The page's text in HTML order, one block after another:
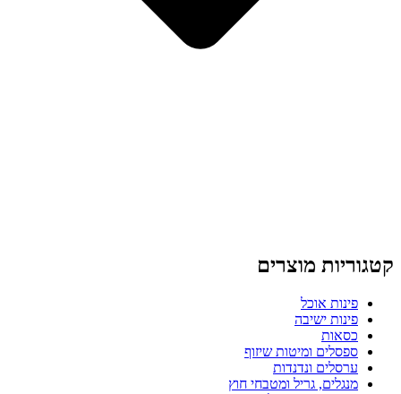
קטגוריות מוצרים
פינות אוכל
פינות ישיבה
כסאות
ספסלים ומיטות שיזוף
ערסלים ונדנדות
מנגלים, גריל ומטבחי חוץ